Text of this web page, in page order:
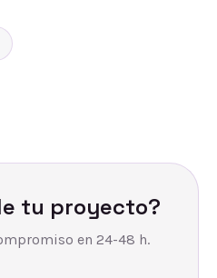
tu proyecto?
en 24-48 h.